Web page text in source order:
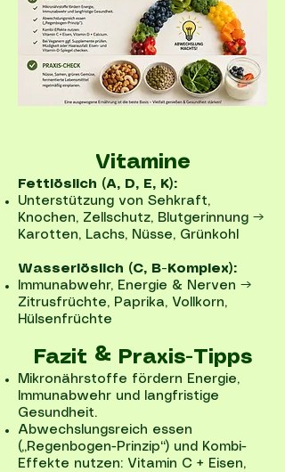
Vitamine
Fettlöslich (A, D, E, K):
Unterstützung von Sehkraft,
Knochen, Zellschutz, Blutgerinnung →
Karotten, Lachs, Nüsse, Grünkohl
Wasserlöslich (C, B-Komplex):
Immunabwehr, Energie & Nerven →
Zitrusfrüchte, Paprika, Vollkorn,
Hülsenfrüchte
Fazit & Praxis-Tipps
Mikronährstoffe fördern Energie,
Immunabwehr und langfristige
Gesundheit.
Abwechslungsreich essen
(„Regenbogen-Prinzip“) und Kombi-
Effekte nutzen: Vitamin C + Eisen,